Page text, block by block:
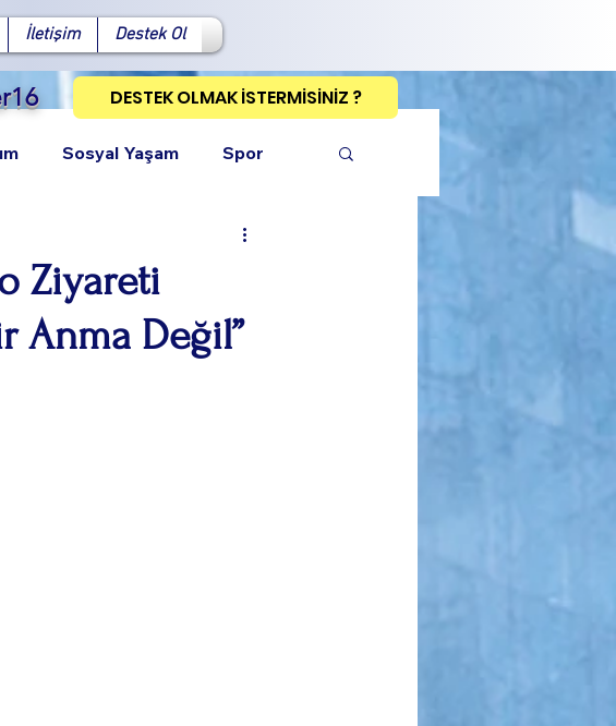
İletişim Destek Ol
DESTEK OLMAK İSTERMİSİNİZ ?
PinterestBağlantıyı Kopyala
Sosyal Yaşam Spor
Ziyareti
Anma Değil”